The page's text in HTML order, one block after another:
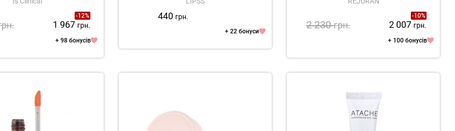
-12%
1 967 грн.
+ 98 бонусів
440 грн.
+ 22 бонуси
-10%
2 230грн. 2 007 грн.
+ 100 бонусів